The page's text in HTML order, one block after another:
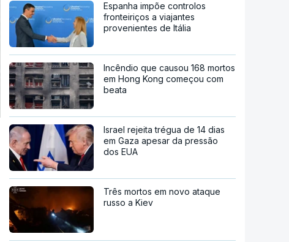
Espanha impõe controlos
fronteiriços a viajantes
provenientes de Itália
Incêndio que causou 168 mortos
em Hong Kong começou com
beata
Israel rejeita trégua de 14 dias
em Gaza apesar da pressão
dos EUA
Três mortos em novo ataque
russo a Kiev